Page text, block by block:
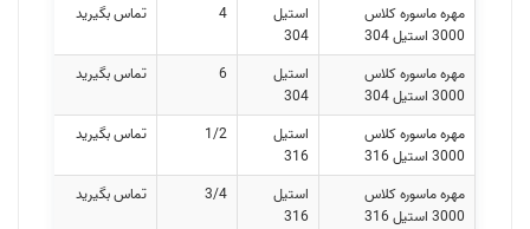
مهره ماسوره کلاس
3000 استیل 304
استیل
304
4 تماس بگیرید
مهره ماسوره کلاس
3000 استیل 304
استیل
304
6 تماس بگیرید
مهره ماسوره کلاس
3000 استیل 316
استیل
316
1/2 تماس بگیرید
مهره ماسوره کلاس
3000 استیل 316
استیل
316
3/4 تماس بگیرید